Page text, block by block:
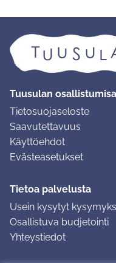
Tuusulan
Tietosuojaseloste
Saavutettavuus
Käyttöehdot
Evästeasetukset
Tietoa palvelusta
Usein kysytyt
Osallistuva budjetointi
Yhteystiedot